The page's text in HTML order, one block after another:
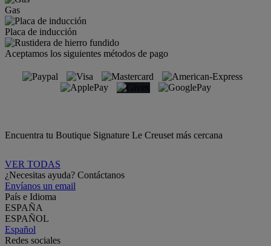
Gas
Placa de inducción
Aceptamos los siguientes métodos de pago
Encuentra tu Boutique Signature Le Creuset más cercana
VER TODAS
¿Necesitas ayuda? Contáctanos
Envíanos un email
País e Idioma
ESPAÑA
ESPAÑOL
Español
Redes sociales